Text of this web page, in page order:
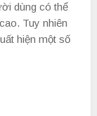
dùng có thể
Tuy nhiên
hiện một số